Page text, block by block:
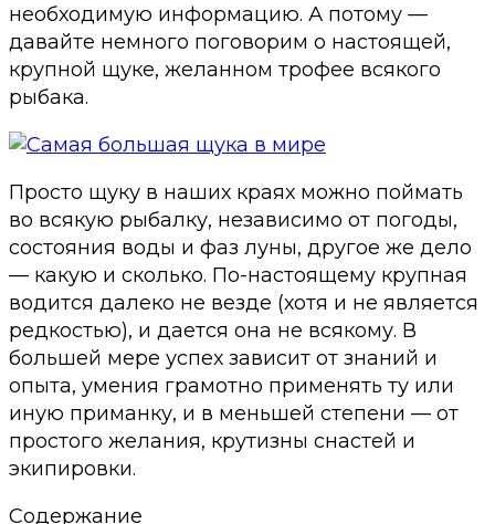
необходимую информацию. А потому —
давайте немного поговорим о настоящей,
крупной щуке, желанном трофее всякого
рыбака.
Просто щуку в наших краях можно поймать
во всякую рыбалку, независимо от погоды,
состояния воды и фаз луны, другое же дело
— какую и сколько. По-настоящему крупная
водится далеко не везде (хотя и не является
редкостью), и дается она не всякому. В
большей мере успех зависит от знаний и
опыта, умения грамотно применять ту или
иную приманку, и в меньшей степени — от
простого желания, крутизны снастей и
экипировки.
Содержание